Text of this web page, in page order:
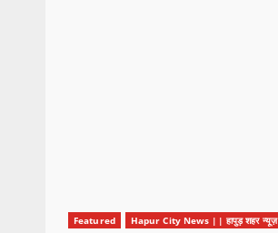
Featured Hapur City News || हापुड़ शहर न्यूज़